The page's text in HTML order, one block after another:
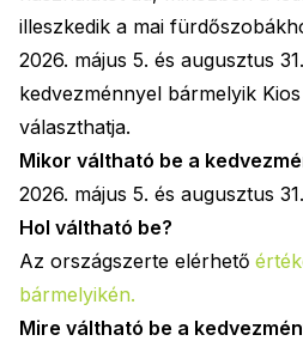
illeszkedik a mai
2026. május 5. és augusztus
kedvezménnyel bármelyik
választhatja.
Mikor váltható be a
2026. május 5. és augusztus
Hol váltható be?
Az országszerte elérhető
bármelyikén.
Mire váltható be a